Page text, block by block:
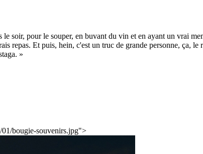
soir, pour le souper, en buvant du vin et en ayant un vrai
repas. Et puis, hein, c'est un truc de grande personne, ça,
»
bougie-souvenirs.jpg">